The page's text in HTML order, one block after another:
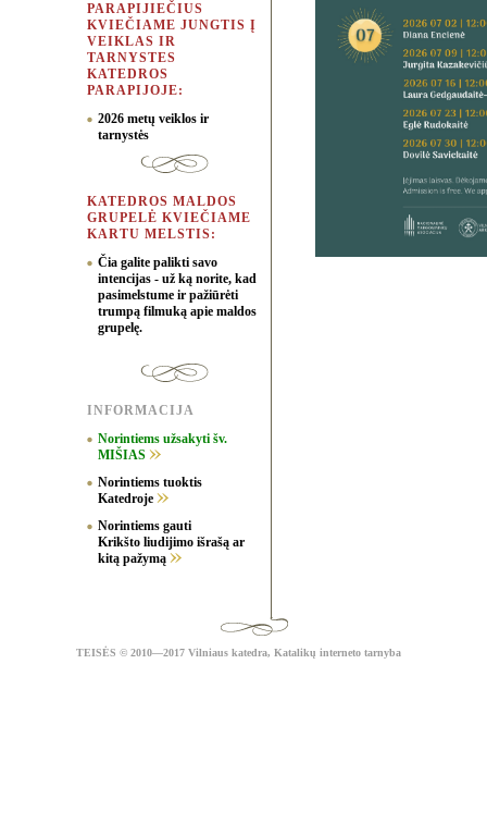
PARAPIJIEČIUS
KVIEČIAME JUNGTIS Į
VEIKLAS IR
TARNYSTES
KATEDROS
PARAPIJOJE:
2026 metų veiklos ir
tarnystės
KATEDROS MALDOS
GRUPELĖ KVIEČIAME
KARTU MELSTIS:
Čia galite palikti savo
intencijas - už ką norite, kad
pasimelstume ir pažiūrėti
trumpą filmuką apie maldos
grupelę.
INFORMACIJA
Norintiems užsakyti šv.
MIŠIAS
Norintiems tuoktis
Katedroje
Norintiems gauti
Krikšto liudijimo išrašą ar
kitą pažymą
TEISĖS © 2010—2017 Vilniaus katedra, Katalikų interneto tarnyba